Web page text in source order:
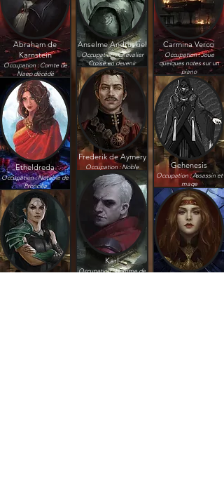
Abraham de
Karnstein
Occupation : Comte de
Naep décédé
Etheldreda
Occupation : Notable de
Proncilia
Anselme Andruskiel
Occupation : Chevalier
Croisé en devenir
Frederik de Aymery
Occupation : Noble
Karl
Occupation : Homme de
Carmina Vercci
Occupation : Joue
quelques notes sur un
piano
Gehenesis
Occupation : Assassin et
mage